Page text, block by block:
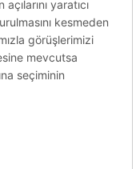
yaratıcı
kesmeden
görüşlerimizi
mevcutsa
seçiminin